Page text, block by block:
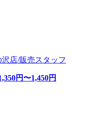
店/販売スタッフ
円〜1,450円